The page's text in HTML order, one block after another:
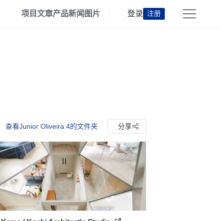
项目文章产品新闻 图片 登录 注册
查看Junior Oliveira 4的文件夹 分享